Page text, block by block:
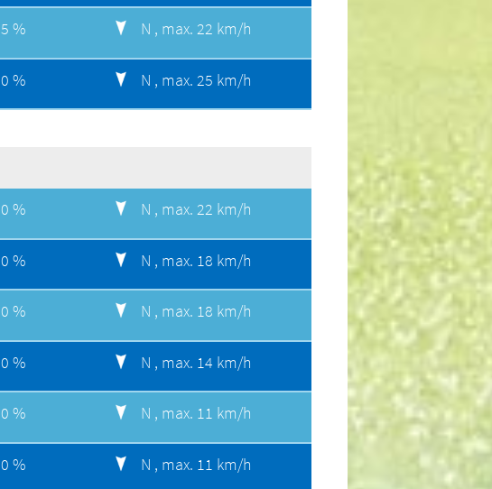
5 % N , max. 22 km/h
0 % N , max. 25 km/h
0 % N , max. 22 km/h
0 % N , max. 18 km/h
0 % N , max. 18 km/h
0 % N , max. 14 km/h
0 % N , max. 11 km/h
0 % N , max. 11 km/h